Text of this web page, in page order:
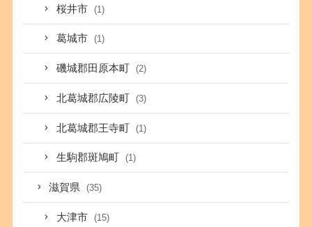
桜井市 (1)
葛城市 (1)
磯城郡田原本町 (2)
北葛城郡広陵町 (3)
北葛城郡王寺町 (1)
生駒郡斑鳩町 (1)
滋賀県 (35)
大津市 (15)